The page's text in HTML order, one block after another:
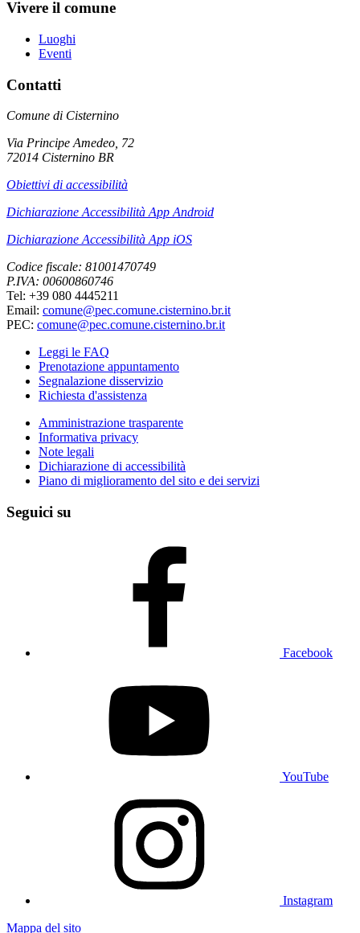
Vivere il comune
Luoghi
Eventi
Contatti
Comune di Cisternino
Via Principe Amedeo, 72
72014 Cisternino BR
Obiettivi di accessibilità
Dichiarazione Accessibilità App Android
Dichiarazione Accessibilità App iOS
Codice fiscale: 81001470749
P.IVA: 00600860746
Tel: +39 080 4445211
Email: comune@pec.comune.cisternino.br.it
PEC: comune@pec.comune.cisternino.br.it
Leggi le FAQ
Prenotazione appuntamento
Segnalazione disservizio
Richiesta d'assistenza
Amministrazione trasparente
Informativa privacy
Note legali
Dichiarazione di accessibilità
Piano di miglioramento del sito e dei servizi
Seguici su
Facebook
YouTube
Instagram
Mappa del sito